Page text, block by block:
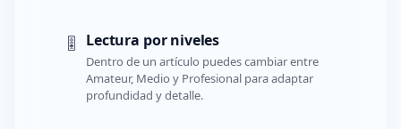
🎚️ Lectura por niveles
Dentro de un artículo puedes cambiar entre
Amateur, Medio y Profesional para adaptar
profundidad y detalle.